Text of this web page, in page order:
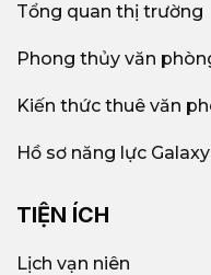
Tổng quan thị trường
Phong thủy văn
Kiến thức thuê văn
Hồ sơ năng lực
TIỆN ÍCH
Lịch vạn niên